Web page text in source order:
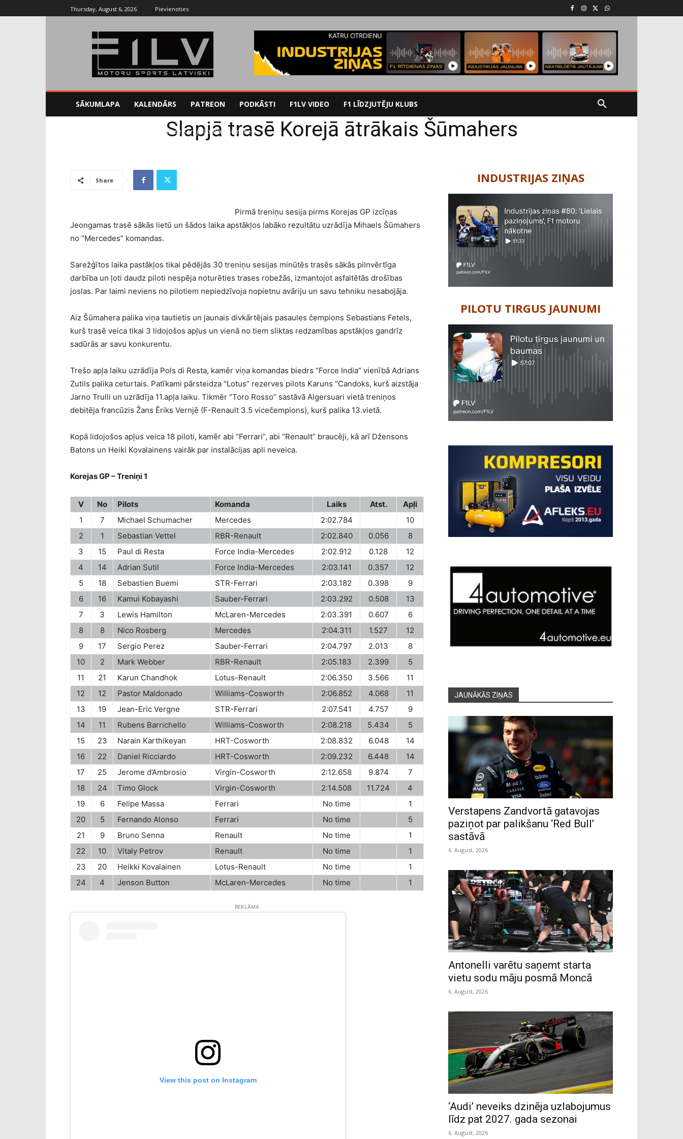
Thursday, August 6, 2026 Pievienoties
SĀKUMLAPA KALENDĀRS PATREON PODKĀSTI F1LV VIDEO F1 LĪDZJUTĒJU KLUBS
Slapjā trasē Korejā ātrākais Šūmahers
Slapjā trasē Korejā ātrākais Šūmahers
Share
Pirmā treniņu sesija pirms Korejas GP izcīņas
Jeongamas trasē sākās lietū un šādos laika apstākļos labāko rezultātu uzrādīja Mihaels Šūmahers
no “Mercedes” komandas.
Sarežģītos laika pastākļos tikai pēdējās 30 treniņu sesijas minūtēs trasēs sākās pilnvērtīga
darbība un ļoti daudz piloti nespēja noturēties trases robežās, izmantojot asfaltētās drošības
joslas. Par laimi neviens no pilotiem nepiedzīvoja nopietnu avāriju un savu tehniku nesabojāja.
Aiz Šūmahera palika viņa tautietis un jaunais divkārtējais pasaules čempions Sebastians Fetels,
kurš trasē veica tikai 3 lidojošos apļus un vienā no tiem sliktas redzamības apstākļos gandrīz
sadūrās ar savu konkurentu.
Trešo apļa laiku uzrādīja Pols di Resta, kamēr viņa komandas biedrs “Force India” vienībā Adrians
Zutils palika ceturtais. Patīkami pārsteidza “Lotus” rezerves pilots Karuns “Candoks, kurš aizstāja
Jarno Trulli un uzrādīja 11.apļa laiku. Tikmēr “Toro Rosso” sastāvā Algersuari vietā treniņos
debitēja francūzis Žans Ēriks Vernjē (F-Renault 3.5 vicečempions), kurš palika 13.vietā.
Kopā lidojošos apļus veica 18 piloti, kamēr abi “Ferrari”, abi “Renault” braucēji, kā arī Džensons
Batons un Heiki Kovalainens vairāk par instalācijas apli neveica.
Korejas GP – Treniņi 1
V No Pilots Komanda Laiks Atst.
Apļi
1
7 Michael Schumacher Mercedes 2:02.784
10
2
1 Sebastian Vettel RBR-Renault 2:02.840 0.056
8
3
15 Paul di Resta Force India-Mercedes 2:02.912 0.128
12
4
14 Adrian Sutil Force India-Mercedes 2:03.141 0.357
12
5
18 Sebastien Buemi STR-Ferrari 2:03.182 0.398
9
6
16 Kamui Kobayashi Sauber-Ferrari 2:03.292 0.508
13
7
3 Lewis Hamilton McLaren-Mercedes 2:03.391 0.607
6
8
8 Nico Rosberg Mercedes 2:04.311 1.527
12
9
17 Sergio Perez Sauber-Ferrari 2:04.797 2.013
8
10
2 Mark Webber RBR-Renault 2:05.183 2.399
5
11
21 Karun Chandhok Lotus-Renault 2:06.350 3.566
11
12
12 Pastor Maldonado Williams-Cosworth 2:06.852 4.068
11
13
19 Jean-Eric Vergne STR-Ferrari 2:07.541 4.757
9
14
11 Rubens Barrichello Williams-Cosworth 2:08.218 5.434
5
15
23 Narain Karthikeyan HRT-Cosworth 2:08.832 6.048
14
16
22 Daniel Ricciardo HRT-Cosworth 2:09.232 6.448
14
17
25 Jerome d’Ambrosio Virgin-Cosworth 2:12.658 9.874
7
18
24 Timo Glock Virgin-Cosworth 2:14.508 11.724
4
19
6 Felipe Massa Ferrari No time
1
20
5 Fernando Alonso Ferrari No time
5
21
9 Bruno Senna Renault No time
1
22
10 Vitaly Petrov Renault No time
1
23
20 Heikki Kovalainen Lotus-Renault No time
1
24
4 Jenson Button McLaren-Mercedes No time 1
REKLĀMA
View this post on Instagram
INDUSTRIJAS ZIŅAS
PILOTU TIRGUS JAUNUMI
JAUNĀKĀS ZIŅAS
Verstapens Zandvortā gatavojas
paziņot par palikšanu ‘Red Bull’
sastāvā
6. August, 2026
Antonelli varētu saņemt starta
vietu sodu māju posmā Moncā
6. August, 2026
‘Audi’ neveiks dzinēja uzlabojumus
līdz pat 2027. gada sezonai
6. August, 2026